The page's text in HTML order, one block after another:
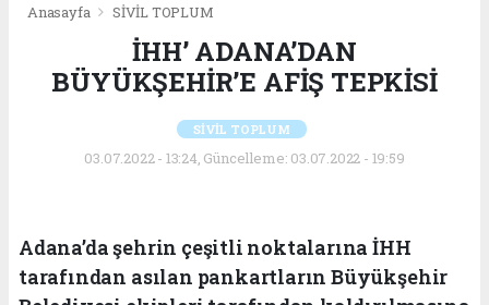
Anasayfa SİVİL TOPLUM
İHH’ ADANA’DAN
BÜYÜKŞEHİR’E AFİŞ TEPKİSİ
SİVİL TOPLUM
03.07.2022 - 13:24, Güncelleme: 03.07.2022 - 19:59
Adana’da şehrin çeşitli noktalarına İHH
tarafından asılan pankartların Büyükşehir